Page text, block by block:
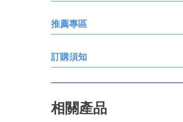
推薦專區
訂購須知
相關產品